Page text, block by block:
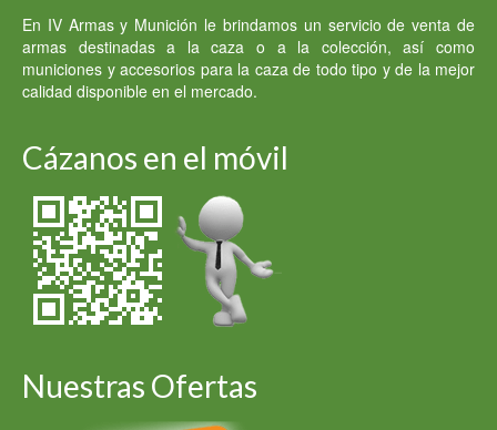
En IV Armas y Munición le brindamos un servicio de venta de
armas destinadas a la caza o a la colección, así como
municiones y accesorios para la caza de todo tipo y de la mejor
calidad disponible en el mercado.
Cázanos en el móvil
Nuestras Ofertas